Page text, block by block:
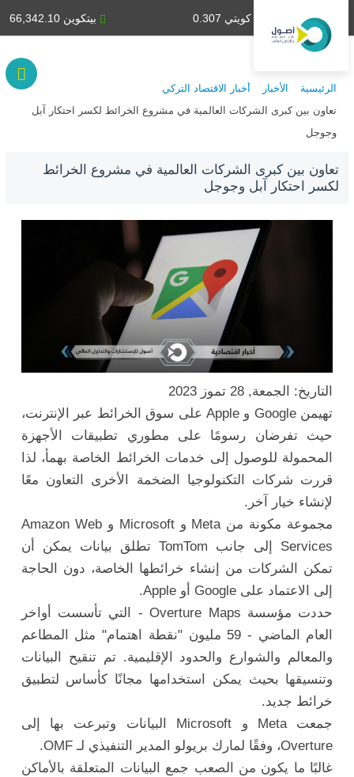
بيتكوين 66,342.10 دينار كويتي 0.307
الرئيسية الأخبار
أخبار الاقتصاد التركي
تعاون بين كبرى الشركات العالمية في مشروع الخرائط لكسر احتكار آبل
وجوجل
تعاون بين كبرى الشركات العالمية في مشروع الخرائط
لكسر احتكار آبل وجوجل
التاريخ: الجمعة, 28 تموز 2023
تهيمن Google و Apple على سوق الخرائط عبر الإنترنت،
حيث تفرضان رسومًا على مطوري تطبيقات الأجهزة
المحمولة للوصول إلى خدمات الخرائط الخاصة بهمأ، لذا
قررت شركات التكنولوجيا الضخمة الأخرى التعاون معًا
لإنشاء خيار آخر.
مجموعة مكونة من Meta و Microsoft و Amazon Web
Services إلى جانب TomTom تطلق بيانات يمكن أن
تمكن الشركات من إنشاء خرائطها الخاصة، دون الحاجة
إلى الاعتماد على Google أو Apple.
حددت مؤسسة Overture Maps - التي تأسست أواخر
العام الماضي - 59 مليون "نقطة اهتمام" مثل المطاعم
والمعالم والشوارع والحدود الإقليمية. تم تنقيح البيانات
وتنسيقها بحيث يمكن استخدامها مجانًا كأساس لتطبيق
خرائط جديد.
جمعت Meta و Microsoft البيانات وتبرعت بها إلى
Overture، وفقًا لمارك بريولو المدير التنفيذي لـ OMF.
غالبًا ما يكون من الصعب جمع البيانات المتعلقة بالأماكن